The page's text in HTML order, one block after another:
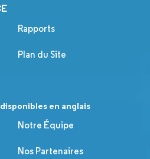
Rapports
Plan du Site
en anglais
Notre Équipe
Nos Partenaires